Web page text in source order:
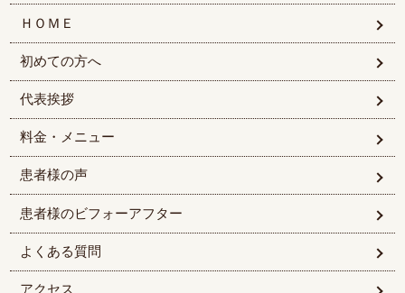
ＨＯＭＥ
初めての方へ
代表挨拶
料金・メニュー
患者様の声
患者様のビフォーアフター
よくある質問
アクセス